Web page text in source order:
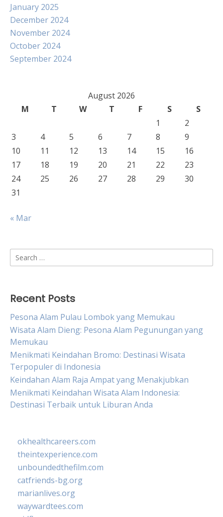
January 2025
December 2024
November 2024
October 2024
September 2024
August 2026
M
T W T F S
S
1
2
3
4 5 6 7 8
9
10
11 12 13 14 15
16
17
18 19 20 21 22
23
24
25 26 27 28 29
30
31
« Mar
Search
for:
Recent Posts
Pesona Alam Pulau Lombok yang Memukau
Wisata Alam Dieng: Pesona Alam Pegunungan yang
Memukau
Menikmati Keindahan Bromo: Destinasi Wisata
Terpopuler di Indonesia
Keindahan Alam Raja Ampat yang Menakjubkan
Menikmati Keindahan Wisata Alam Indonesia:
Destinasi Terbaik untuk Liburan Anda
okhealthcareers.com
theintexperience.com
unboundedthefilm.com
catfriends-bg.org
marianlives.org
waywardtees.com